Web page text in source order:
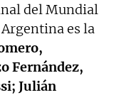
del Mundial
es la
Fernández,
Julián